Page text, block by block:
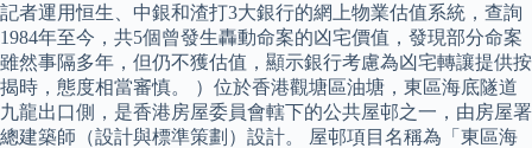
記者運用恒生、中銀和渣打3大銀行的網上物業估值系統，查詢
1984年至今，共5個曾發生轟動命案的凶宅價值，發現部分命案
雖然事隔多年，但仍不獲估值，顯示銀行考慮為凶宅轉讓提供按
揭時，態度相當審慎。 ）位於香港觀塘區油塘，東區海底隧道
九龍出口側，是香港房屋委員會轄下的公共屋邨之一，由房屋署
總建築師（設計與標準策劃）設計。 屋邨項目名稱為「東區海